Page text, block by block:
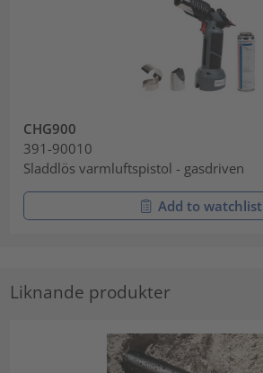
CHG900
391-90010
Sladdlös varmluftspistol - gasdriven
Add to watchlist
Liknande produkter